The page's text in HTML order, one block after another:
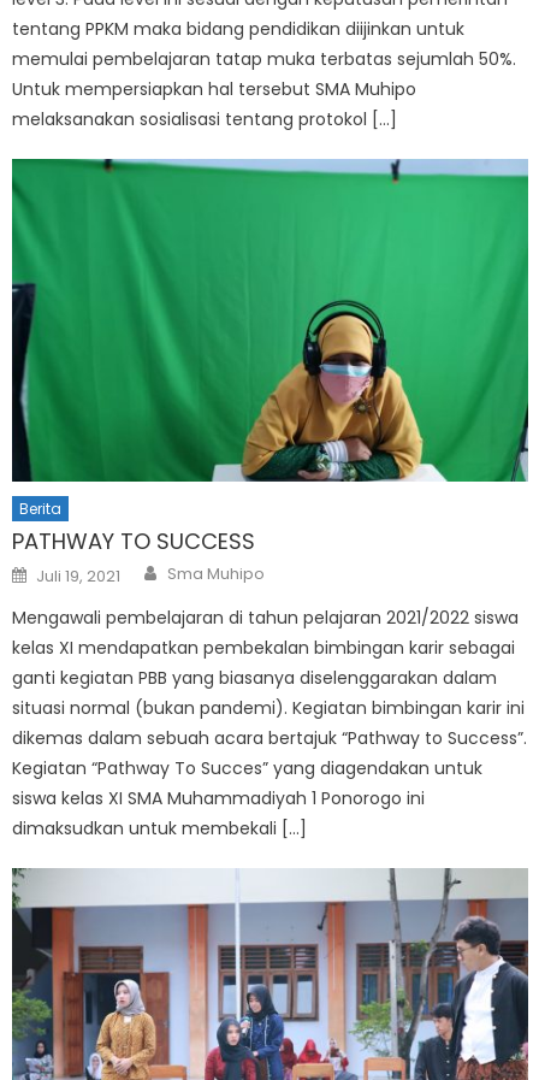
tentang PPKM maka bidang pendidikan diijinkan untuk
memulai pembelajaran tatap muka terbatas sejumlah 50%.
Untuk mempersiapkan hal tersebut SMA Muhipo
melaksanakan sosialisasi tentang protokol […]
Berita
PATHWAY TO SUCCESS
Posted
on
Juli 19, 2021 Author
Sma Muhipo
Mengawali pembelajaran di tahun pelajaran 2021/2022 siswa
kelas XI mendapatkan pembekalan bimbingan karir sebagai
ganti kegiatan PBB yang biasanya diselenggarakan dalam
situasi normal (bukan pandemi). Kegiatan bimbingan karir ini
dikemas dalam sebuah acara bertajuk “Pathway to Success”.
Kegiatan “Pathway To Succes” yang diagendakan untuk
siswa kelas XI SMA Muhammadiyah 1 Ponorogo ini
dimaksudkan untuk membekali […]